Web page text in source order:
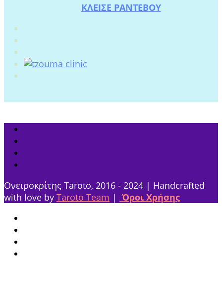
ΚΛΕΙΣΕ ΡΑΝΤΕΒΟΥ
Ονειροκρίτης Taroto, 2016 - 2024 | Handcrafted
with love by Taroto Team | Όροι Χρήσης